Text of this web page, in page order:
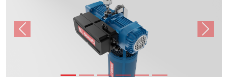
Previous Next